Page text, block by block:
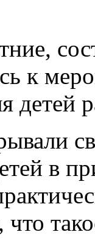
к
детей
в